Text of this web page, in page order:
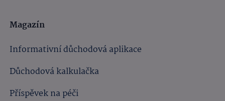
Magazín
Informativní důchodová aplikace
Důchodová kalkulačka
Příspěvek na péči